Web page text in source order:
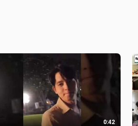
0:42